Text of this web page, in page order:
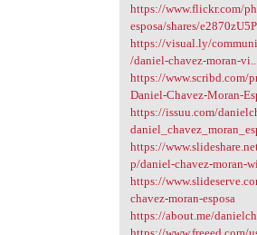
https://www.flickr.com/
esposa/shares/
https://visual.ly/
/daniel-chavez-moran-
https://www.scribd.com/
Daniel-Chavez-Moran-
https://issuu.com/
https://
p/daniel-chavez-moran-
https://
chavez-moran-esposa
https://about.me/